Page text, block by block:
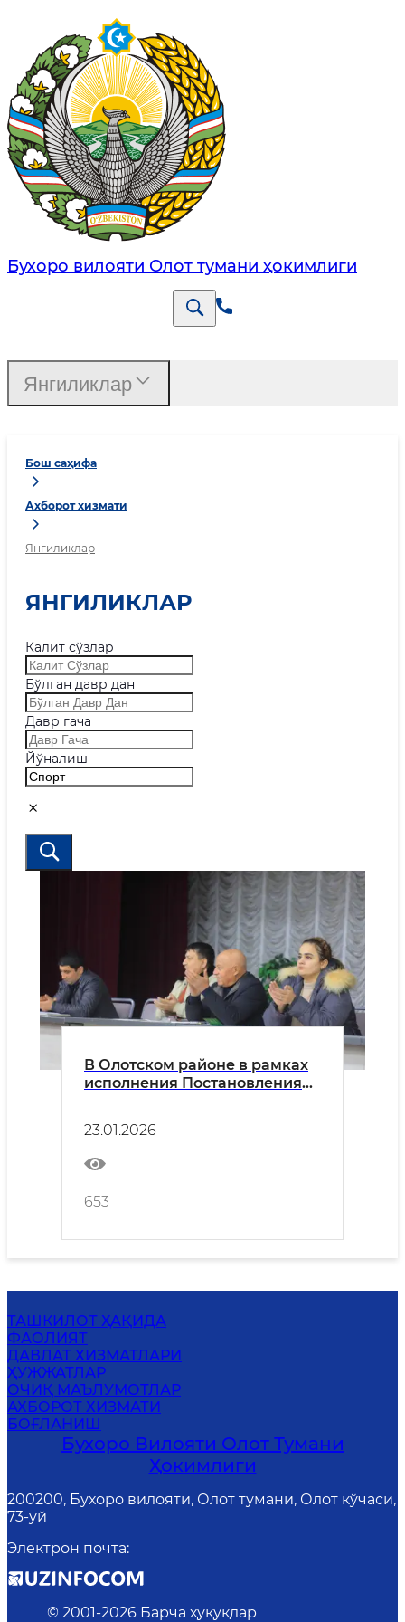
Бухоро вилояти Олот тумани ҳокимлиги
Бош саҳифа
Ахборот хизмати
Янгиликлар
ЯНГИЛИКЛАР
Калит сўзлар
Бўлган давр дан
Давр гача
Йўналиш
В Олoтском районе в рамках
исполнения Постановления
года №405 «О мерах по
привлечению активных
нуронийев к реализации
программы “От бедности к
благополучию”» был
практический семинар.
23.01.2026
653
Янгиликлар
ТАШКИЛОТ ҲАҚИДА
ФАОЛИЯТ
ДАВЛАТ ХИЗМАТЛАРИ
ҲУЖЖАТЛАР
ОЧИҚ МАЪЛУМОТЛАР
АХБОРОТ ХИЗМАТИ
БОҒЛАНИШ
Бухоро Вилояти Олот Тумани
Ҳокимлиги
200200, Бухоро вилояти, Олот тумани, Олот кўчаси,
73-уй
Электрон почта:
© 2001-2026 Барча ҳуқуқлар